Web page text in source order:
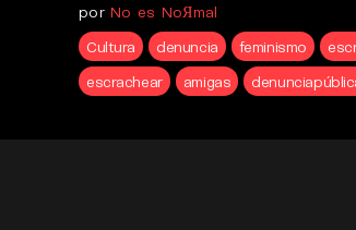
porNo es NoЯmal
Cultura
denuncia feminismo
escrachear
amigas